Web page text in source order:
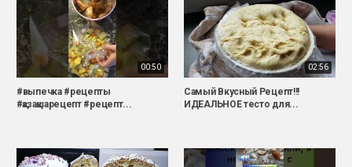
00:50
#выпечка #рецепты
#қазақшарецепт #рецепт...
02:56
Самый Вкусный Рецепт!!!
ИДЕАЛЬНОЕ тесто для...